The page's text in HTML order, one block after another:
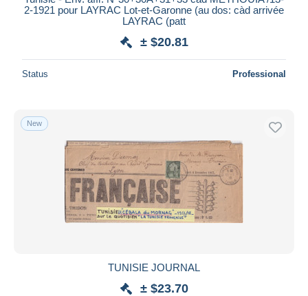
2-1921 pour LAYRAC Lot-et-Garonne (au dos: càd arrivée
LAYRAC (patt
± $20.81
Status Professional
New
TUNISIE JOURNAL
± $23.70